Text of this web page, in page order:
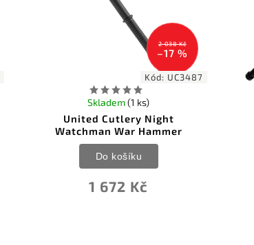
2 038 Kč
–17 %
Kód: UC3487
United Cutlery Night
Watchman War Hammer
Skladem(1 ks)
1 672 Kč
Do košíku